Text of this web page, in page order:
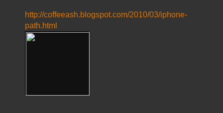
http://coffeeash.blogspot.com/2010/03/iphone-
path.html